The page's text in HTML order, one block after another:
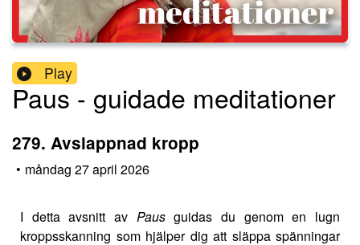
Play
Paus - guidade meditationer
279. Avslappnad kropp
• måndag 27 april 2026
I detta avsnitt av Pausguidas du genom en lugn
kroppsskanning som hjälper dig att släppa spänningar